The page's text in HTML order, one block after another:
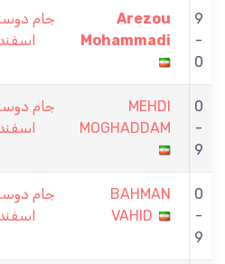
Arezou
Mohammadi
9
-
0
MEHDI
MOGHADDAM
0
-
9
BAHMAN
VAHID
0
-
9